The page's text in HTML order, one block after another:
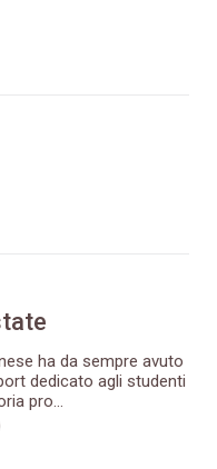
ha da sempre avuto
dedicato agli studenti
pro...